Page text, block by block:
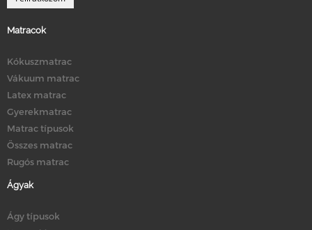
Matracok
Kókuszmatrac
Vákuum matrac
Latex matrac
Gyerekmatrac
Matrac típusok
Összes matrac
Rugós matrac
Ágyak
Ágy típusok